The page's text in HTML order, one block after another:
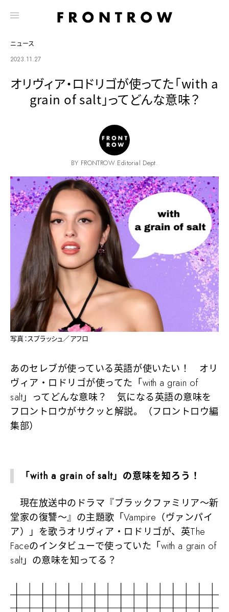
ニュース
2023.11.27
オリヴィア・ロドリゴが使ってた「with a
grain of salt」ってどんな意味？
BY FRONTROW Editorial Dept.
写真：スプラッシュ／アフロ
あのセレブが使っている英語が使いたい！ オリ
ヴィア・ロドリゴが使ってた「with a grain of
salt」ってどんな意味？ 気になる英語の意味を
フロントロウがサクッと解説。（フロントロウ編
集部）
「with a grain of salt」の意味を知ろう！
現在放送中のドラマ『ブラックファミリア～新
堂家の復讐～』の主題歌「Vampire（ヴァンパイ
ア）」を歌うオリヴィア・ロドリゴが、英The
Faceのインタビューで使っていた 「with a grain of
salt」 の意味を知ってる？